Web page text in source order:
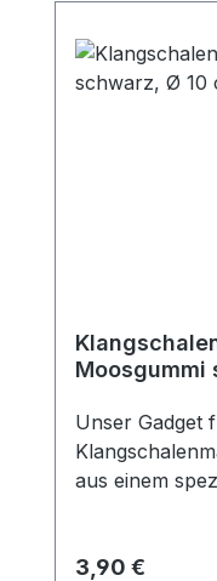
Moosgummi
Unser Gadget
aus einem
schrägem
Regulärer
3,90 €